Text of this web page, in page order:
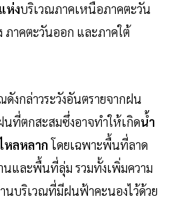
ห่งบริเวณภาคเหนือภาคตะวัน
ภาคตะวันออก และภาคใต้
งกล่าวระวังอันตรายจากฝน
ที่ตกสะสมซึ่งอาจทำให้เกิดน้ำ
ลหลากโดยเฉพาะพื้นที่ลาด
นและพื้นที่ลุ่ม รวมทั้งเพิ่มความ
นบริเวณที่มีฝนฟ้าคะนองไว้ด้วย